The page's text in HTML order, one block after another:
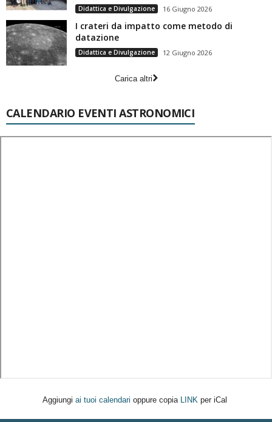
Didattica e Divulgazione 16 Giugno 2026
I crateri da impatto come metodo di
datazione
Didattica e Divulgazione 12 Giugno 2026
Carica altri
CALENDARIO EVENTI ASTRONOMICI
Aggiungi ai tuoi calendari oppure copia LINK per iCal